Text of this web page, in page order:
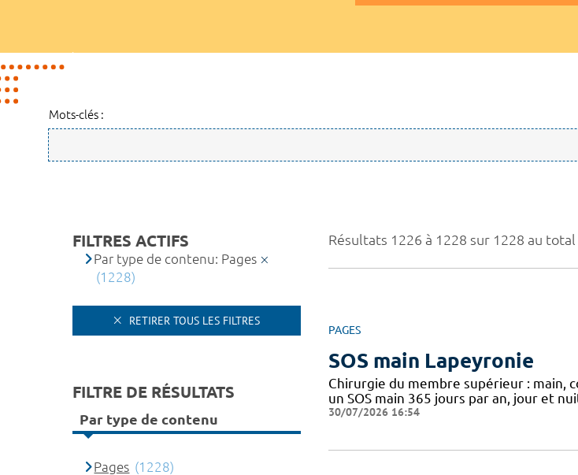
Mots-clés :
Résultats 1226 à 1228 sur 1228 au total
PAGES
SOS main Lapeyronie
Chirurgie du membre supérieur : main,
un SOS main 365 jours par an, jour et
30/07/2026 16:54
FILTRES ACTIFS
Par type de contenu: Pages
(1228)
RETIRER TOUS LES FILTRES
FILTRE DE RÉSULTATS
Par type de contenu
Pages (1228)